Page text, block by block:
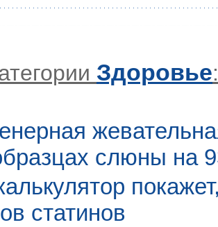
Здоровье:
слюны на
статинов